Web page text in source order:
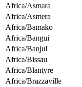
Africa/Asmara
Africa/Asmera
Africa/Bamako
Africa/Bangui
Africa/Banjul
Africa/Bissau
Africa/Blantyre
Africa/Brazzaville